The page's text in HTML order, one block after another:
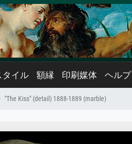
タイル 額縁 印刷媒体 ヘル
"The Kiss" (detail) 1888-1889 (marble)